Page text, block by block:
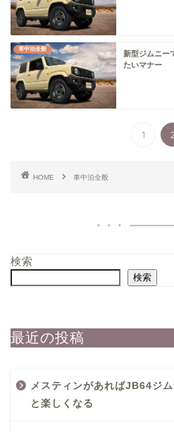
車中泊全般
新型ジムニー
たいマナー
1 2
HOME 車中泊全般
検索
検索
最近の投稿
メスティンがあればJB64ジ
と楽しくなる